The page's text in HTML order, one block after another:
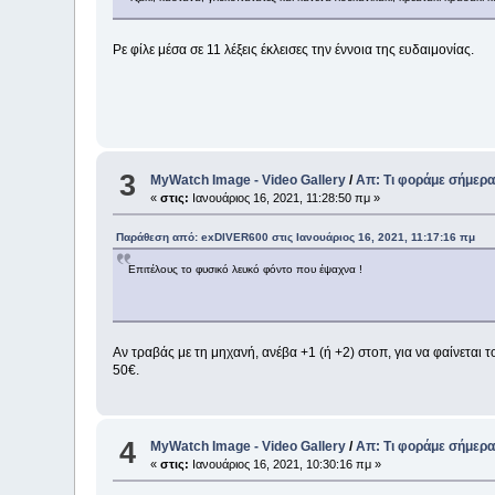
Ρε φίλε μέσα σε 11 λέξεις έκλεισες την έννοια της ευδαιμονίας.
3 MyWatch Ιmage - Video Gallery /Απ: Τι φοράμε
«στις: Ιανουάριος 16, 2021, 11:28:50 πμ »
Παράθεση από: exDIVER600 στις Ιανουάριος 16, 2021, 11:17:16 πμ
Επιτέλους το φυσικό λευκό φόντο που έψαχνα !
Αν τραβάς με τη μηχανή, ανέβα +1 (ή +2) στοπ, για να φαίνεται το
50€.
4 MyWatch Ιmage - Video Gallery /Απ: Τι φοράμε
«στις: Ιανουάριος 16, 2021, 10:30:16 πμ »